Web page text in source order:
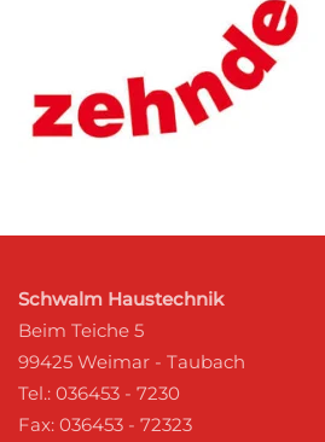
Schwalm Haustechnik
Beim Teiche 5
99425 Weimar - Taubach
Tel.: 036453 - 7230
Fax: 036453 - 72323